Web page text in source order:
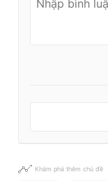
Khám phá thêm chủ đề